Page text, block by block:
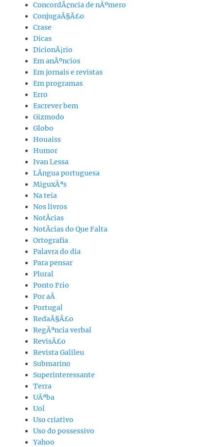
ConcordÃ¢ncia de nÃºmero
ConjugaÃ§Ã£o
Crase
Dicas
DicionÃ¡rio
Em anÃºncios
Em jornais e revistas
Em programas
Erro
Escrever bem
Gizmodo
Globo
Houaiss
Humor
Ivan Lessa
LÃ­ngua portuguesa
MiguxÃªs
Na teia
Nos livros
NotÃ­cias
NotÃ­cias do Que Falta
Ortografia
Palavra do dia
Para pensar
Plural
Ponto Frio
Por aÃ­
Portugal
RedaÃ§Ã£o
RegÃªncia verbal
RevisÃ£o
Revista Galileu
Submarino
Superinteressante
Terra
UÃªba
Uol
Uso criativo
Uso do possessivo
Yahoo